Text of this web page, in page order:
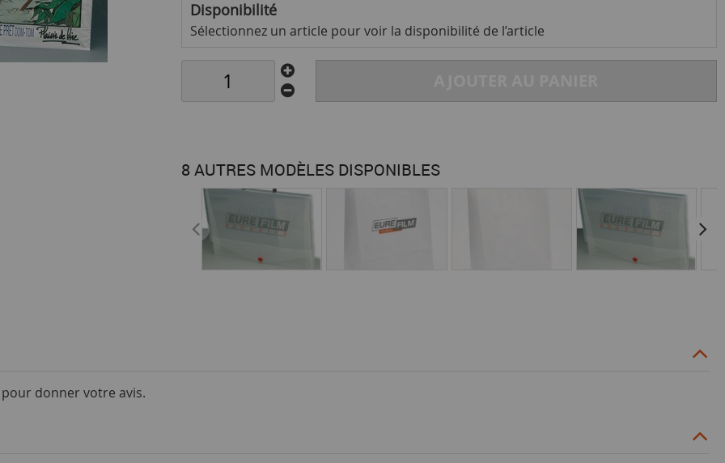
Disponibilité
Sélectionnez un article pour voir la disponibilité de l’article
8 AUTRES MODÈLES DISPONIBLES
pour donner votre avis.